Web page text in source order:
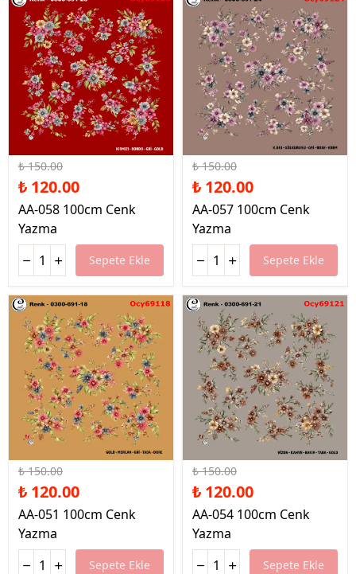
₺ 150.00
₺ 120.00
AA-058 100cm Cenk
Yazma
Sepete Ekle
₺ 150.00
₺ 120.00
AA-057 100cm Cenk
Yazma
Sepete Ekle
₺ 150.00
₺ 120.00
AA-051 100cm Cenk
Yazma
Sepete Ekle
₺ 150.00
₺ 120.00
AA-054 100cm Cenk
Yazma
Sepete Ekle